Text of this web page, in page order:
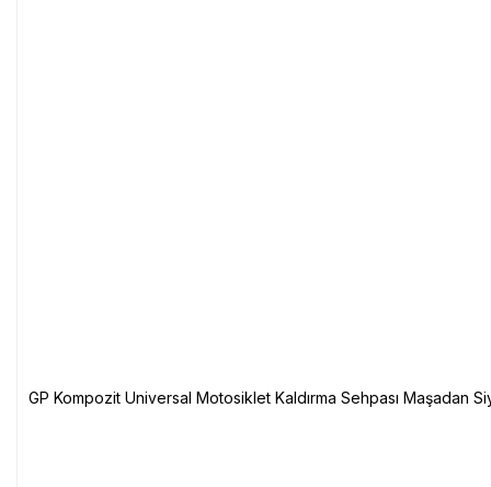
GP Kompozit Universal Motosiklet Kaldırma Sehpası Maşadan